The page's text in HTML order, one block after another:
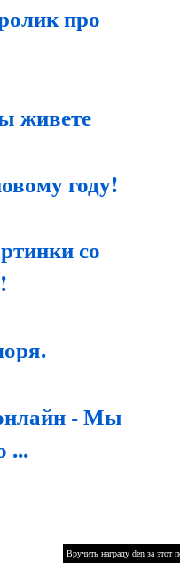
про
живете
году!
со
- Мы
...